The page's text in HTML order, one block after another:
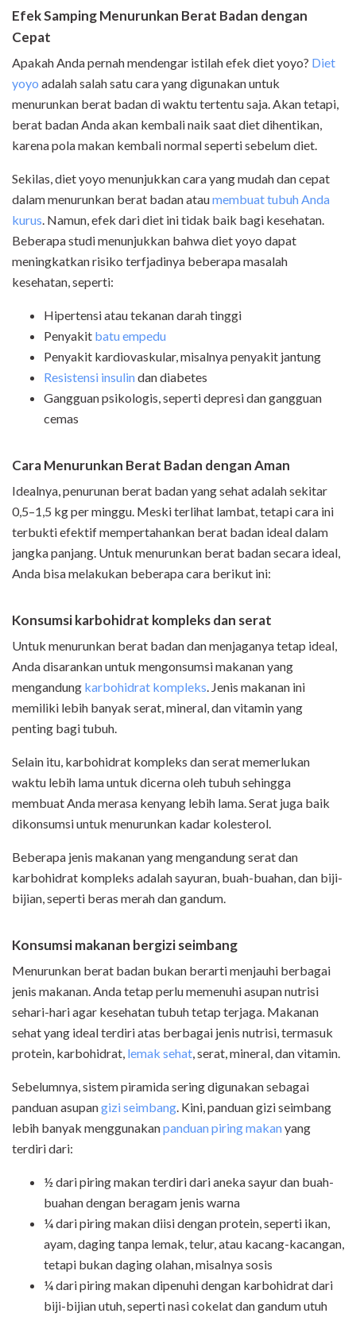
Efek Samping Menurunkan Berat Badan dengan
Cepat
Apakah Anda pernah mendengar istilah efek diet yoyo? Diet
yoyo adalah salah satu cara yang digunakan untuk
menurunkan berat badan di waktu tertentu saja. Akan tetapi,
berat badan Anda akan kembali naik saat diet dihentikan,
karena pola makan kembali normal seperti sebelum diet.
Sekilas, diet yoyo menunjukkan cara yang mudah dan cepat
dalam menurunkan berat badan ataumembuat tubuh Anda
kurus. Namun, efek dari diet ini tidak baik bagi kesehatan.
Beberapa studi menunjukkan bahwa diet yoyo dapat
meningkatkan risiko terfjadinya beberapa masalah
kesehatan, seperti:
Hipertensi atau tekanan darah tinggi
Penyakit batu empedu
Penyakit kardiovaskular, misalnya penyakit jantung
Resistensi insulindan diabetes
Gangguan psikologis, seperti depresi dan gangguan
cemas
Cara Menurunkan Berat Badan dengan Aman
Idealnya, penurunan berat badan yang sehat adalah sekitar
0,5–1,5 kg per minggu. Meski terlihat lambat, tetapi cara ini
terbukti efektif mempertahankan berat badan ideal dalam
jangka panjang. Untuk menurunkan berat badan secara ideal,
Anda bisa melakukan beberapa cara berikut ini:
Konsumsi karbohidrat kompleks dan serat
Untuk menurunkan berat badan dan menjaganya tetap ideal,
Anda disarankan untuk mengonsumsi makanan yang
mengandung karbohidrat kompleks. Jenis makanan ini
memiliki lebih banyak serat, mineral, dan vitamin yang
penting bagi tubuh.
Selain itu, karbohidrat kompleks dan serat memerlukan
waktu lebih lama untuk dicerna oleh tubuh sehingga
membuat Anda merasa kenyang lebih lama. Serat juga baik
dikonsumsi untuk menurunkan kadar kolesterol.
Beberapa jenis makanan yang mengandung serat dan
karbohidrat kompleks adalah sayuran, buah-buahan, dan biji-
bijian, seperti beras merah dan gandum.
Konsumsi makanan bergizi seimbang
Menurunkan berat badan bukan berarti menjauhi berbagai
jenis makanan. Anda tetap perlu memenuhi asupan nutrisi
sehari-hari agar kesehatan tubuh tetap terjaga. Makanan
sehat yang ideal terdiri atas berbagai jenis nutrisi, termasuk
protein, karbohidrat, lemak sehat, serat, mineral, dan vitamin.
Sebelumnya, sistem piramida sering digunakan sebagai
panduan asupangizi seimbang. Kini, panduan gizi seimbang
lebih banyak menggunakanpanduan piring makanyang
terdiri dari:
½ dari piring makan terdiri dari aneka sayur dan buah-
buahan dengan beragam jenis warna
¼ dari piring makan diisi dengan protein, seperti ikan,
ayam, daging tanpa lemak, telur, atau kacang-kacangan,
tetapi bukan daging olahan, misalnya sosis
¼ dari piring makan dipenuhi dengan karbohidrat dari
biji-bijian utuh, seperti nasi cokelat dan gandum utuh